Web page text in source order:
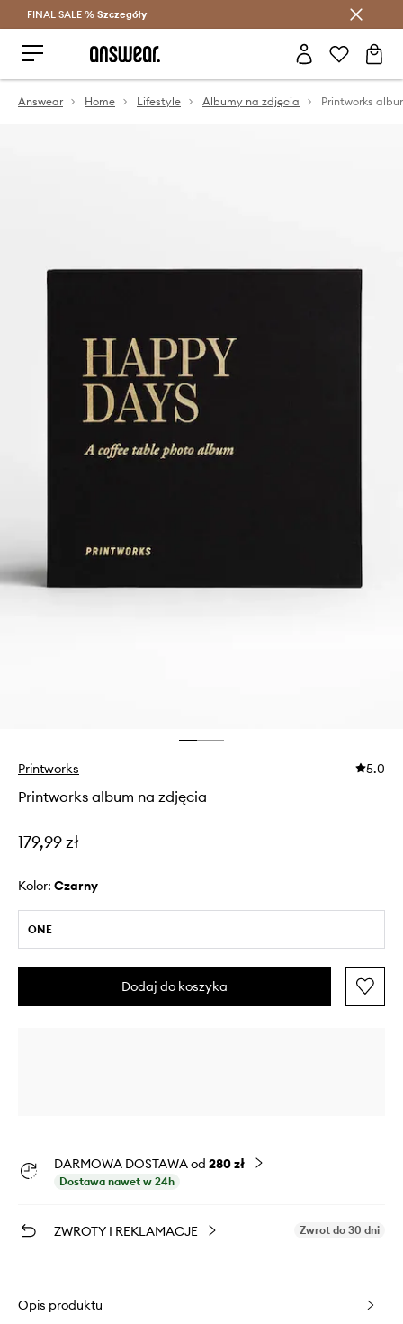
Oszczędzaj z Answear Club >
FINAL SALE % Szczegóły
Answear Home Lifestyle Albumy na zdjęcia Printworks
Printworks 5.0
Printworks album na zdjęcia
179,99 zł
Kolor: czarny
ONE
Dodaj do koszyka
DARMOWA DOSTAWA od 280 zł
Dostawa nawet w 24h
ZWROTY I REKLAMACJE Zwrot do 30 dni
Opis produktu